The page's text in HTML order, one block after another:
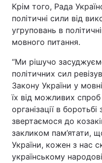
Крім того, Рада
політичні сили від
угруповань в
мовного питання.
“Ми рішучо
політичних сил
Закону України у
їх від можливих
організації в боротьбі
звертаємося до
закликом пам’ятати,
України, кожен з нас
українському народові